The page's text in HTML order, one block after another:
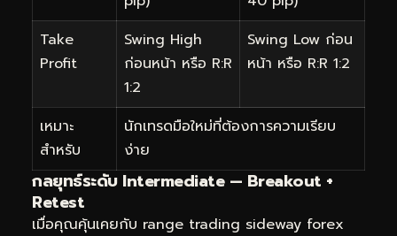
Take
Profit
Swing High
ก่อนหน้า หรือ R:R
1:2
Swing Low ก่อน
หน้า หรือ R:R 1:2
เหมาะ
สำหรับ
นักเทรดมือใหม่ที่ต้องการความเรียบ
ง่าย
กลยุทธ์ระดับ Intermediate — Breakout +
Retest
เมื่อคุณคุ้นเคยกับ range trading sideway forex